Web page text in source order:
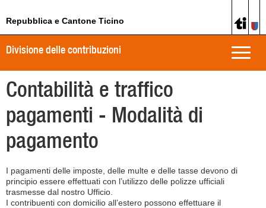
Repubblica e Cantone Ticino
Toggle
Divisione delle contribuzioni
Contabilità e traffico
pagamenti - Modalità di
pagamento
I pagamenti delle imposte, delle multe e delle tasse devono di
principio essere effettuati con l’utilizzo delle polizze ufficiali
trasmesse dal nostro Ufficio.
I contribuenti con domicilio all’estero possono effettuare il